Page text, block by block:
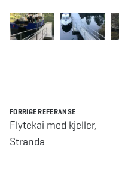
FORRIGE REFERANSE
Flytekai med kjeller,
Stranda